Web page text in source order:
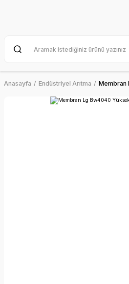
Anasayfa Endüstriyel Arıtma Membran